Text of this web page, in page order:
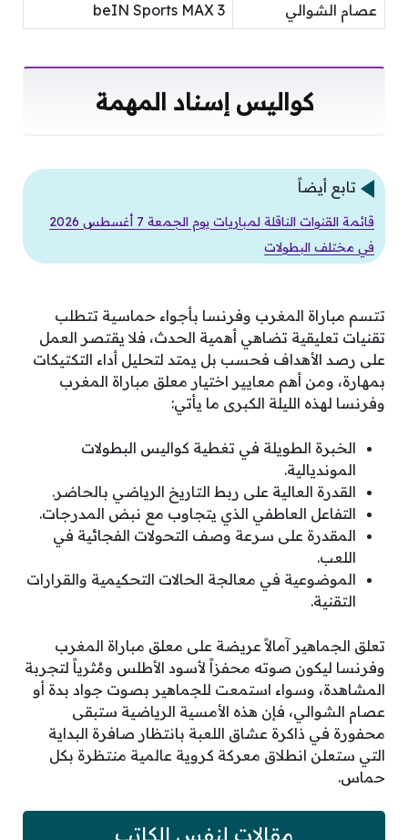
عصام الشوالي beIN Sports MAX 3
كواليس إسناد المهمة
تابع أيضاً
قائمة القنوات الناقلة لمباريات يوم الجمعة 7 أغسطس 2026
في مختلف البطولات
تتسم مباراة المغرب وفرنسا بأجواء حماسية تتطلب
تقنيات تعليقية تضاهي أهمية الحدث، فلا يقتصر العمل
على رصد الأهداف فحسب بل يمتد لتحليل أداء التكتيكات
بمهارة، ومن أهم معايير اختيار معلق مباراة المغرب
وفرنسا لهذه الليلة الكبرى ما يأتي:
الخبرة الطويلة في تغطية كواليس البطولات
المونديالية.
القدرة العالية على ربط التاريخ الرياضي بالحاضر.
التفاعل العاطفي الذي يتجاوب مع نبض المدرجات.
المقدرة على سرعة وصف التحولات الفجائية في
اللعب.
الموضوعية في معالجة الحالات التحكيمية والقرارات
التقنية.
تعلق الجماهير آمالاً عريضة على معلق مباراة المغرب
وفرنسا ليكون صوته محفزاً لأسود الأطلس ومُثرياً لتجربة
المشاهدة، وسواء استمعت للجماهير بصوت جواد بدة أو
عصام الشوالي، فإن هذه الأمسية الرياضية ستبقى
محفورة في ذاكرة عشاق اللعبة بانتظار صافرة البداية
التي ستعلن انطلاق معركة كروية عالمية منتظرة بكل
حماس.
مقالات لنفس الكاتب